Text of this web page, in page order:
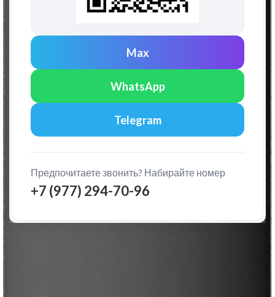
Max
WhatsApp
Telegram
Предпочитаете звонить? Набирайте номер
+7 (977) 294-70-96